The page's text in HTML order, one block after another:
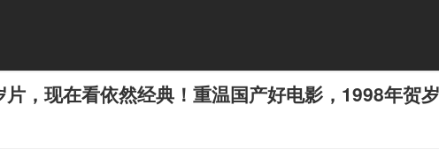
片，现在看依然经典！重温国产好电影，1998年贺